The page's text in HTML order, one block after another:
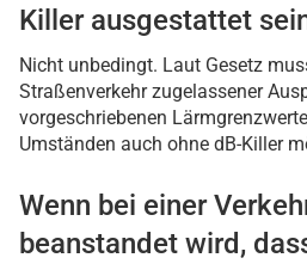
Killer ausgestattet
Nicht unbedingt. Laut Gesetz
Straßenverkehr zugelassener
vorgeschriebenen
Umständen auch ohne dB-Killer
Wenn bei einer
beanstandet wird,